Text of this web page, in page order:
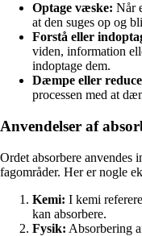
Optage væske: Når
at den suges op og
Forstå eller
viden, information
indoptage dem.
Dæmpe eller
processen med at
Anvendelser af
Ordet absorbere anvendes
fagområder. Her er nogle
Kemi: I kemi
kan absorbere.
Fysik: Absorbering